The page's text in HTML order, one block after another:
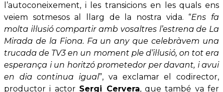
l’autoconeixement, i les transicions en les quals ens
veiem sotmesos al llarg de la nostra vida. “Ens fa
molta il·lusió compartir amb vosaltres l’estrena de La
Mirada de la Fiona. Fa un any que celebràvem una
trucada de TV3 en un moment ple d’il·lusió, on tot era
esperança i un horitzó prometedor per davant, i avui
en dia continua igual”, va exclamar el codirector,
productor i actor Sergi Cervera, que també va fer